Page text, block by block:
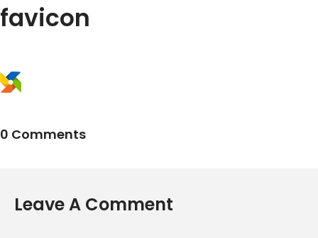
favicon
0 Comments
Leave A Comment